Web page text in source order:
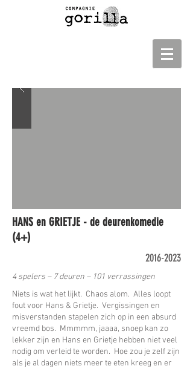
HANS en GRIETJE - de deurenkomedie
(4+)
2016-2023
4 spelers – 7 deuren – 101 verrassingen
Niets is wat het lijkt. Chaos alom. Alles loopt
fout voor Hans & Grietje. Vergissingen en
misverstanden stapelen zich op in een absurd
vreemd bos. Mmmmm, jaaaa, snoep kan zo
lekker zijn en Hans en Grietje hebben niet veel
nodig om verleid te worden. Hoe zou je zelf zijn
als je al dagen niets meer te eten kreeg en er